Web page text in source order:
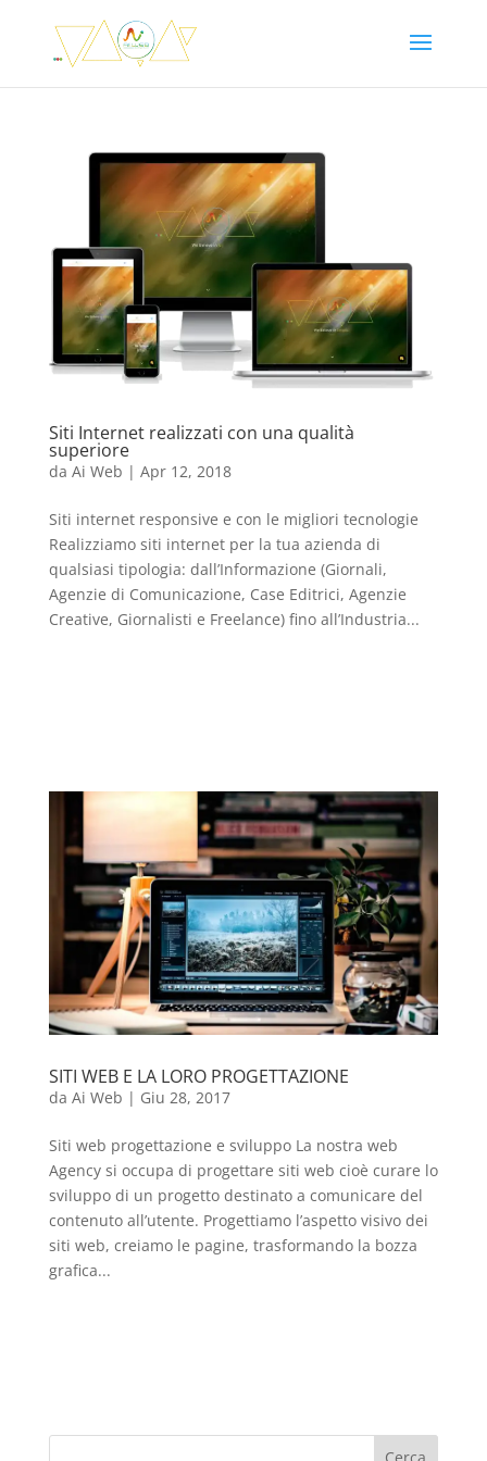
Siti Internet realizzati con una qualità
superiore
da Ai Web | Apr 12, 2018
Siti internet responsive e con le migliori tecnologie
Realizziamo siti internet per la tua azienda di
qualsiasi tipologia: dall’Informazione (Giornali,
Agenzie di Comunicazione, Case Editrici, Agenzie
Creative, Giornalisti e Freelance) fino all’Industria...
SITI WEB E LA LORO PROGETTAZIONE
da Ai Web | Giu 28, 2017
Siti web progettazione e sviluppo La nostra web
Agency si occupa di progettare siti web cioè curare lo
sviluppo di un progetto destinato a comunicare del
contenuto all’utente. Progettiamo l’aspetto visivo dei
siti web, creiamo le pagine, trasformando la bozza
grafica...